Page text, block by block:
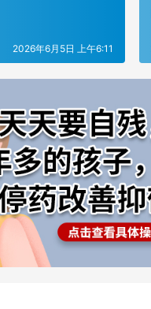
2026年6月5日 上午6:11